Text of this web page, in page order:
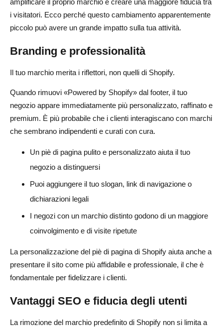
amplificare il proprio marchio e creare una maggiore fiducia tra
i visitatori. Ecco perché questo cambiamento apparentemente
piccolo può avere un grande impatto sulla tua attività.
Branding e professionalità
Il tuo marchio merita i riflettori, non quelli di Shopify.
Quando rimuovi «Powered by Shopify» dal footer, il tuo
negozio appare immediatamente più personalizzato, raffinato e
premium. È più probabile che i clienti interagiscano con marchi
che sembrano indipendenti e curati con cura.
Un piè di pagina pulito e personalizzato aiuta il tuo
negozio a distinguersi
Puoi aggiungere il tuo slogan, link di navigazione o
dichiarazioni legali
I negozi con un marchio distinto godono di un maggiore
coinvolgimento e di visite ripetute
La personalizzazione del piè di pagina di Shopify aiuta anche a
presentare il sito come più affidabile e professionale, il che è
fondamentale per fidelizzare i clienti.
Vantaggi SEO e fiducia degli utenti
La rimozione del marchio predefinito di Shopify non si limita a